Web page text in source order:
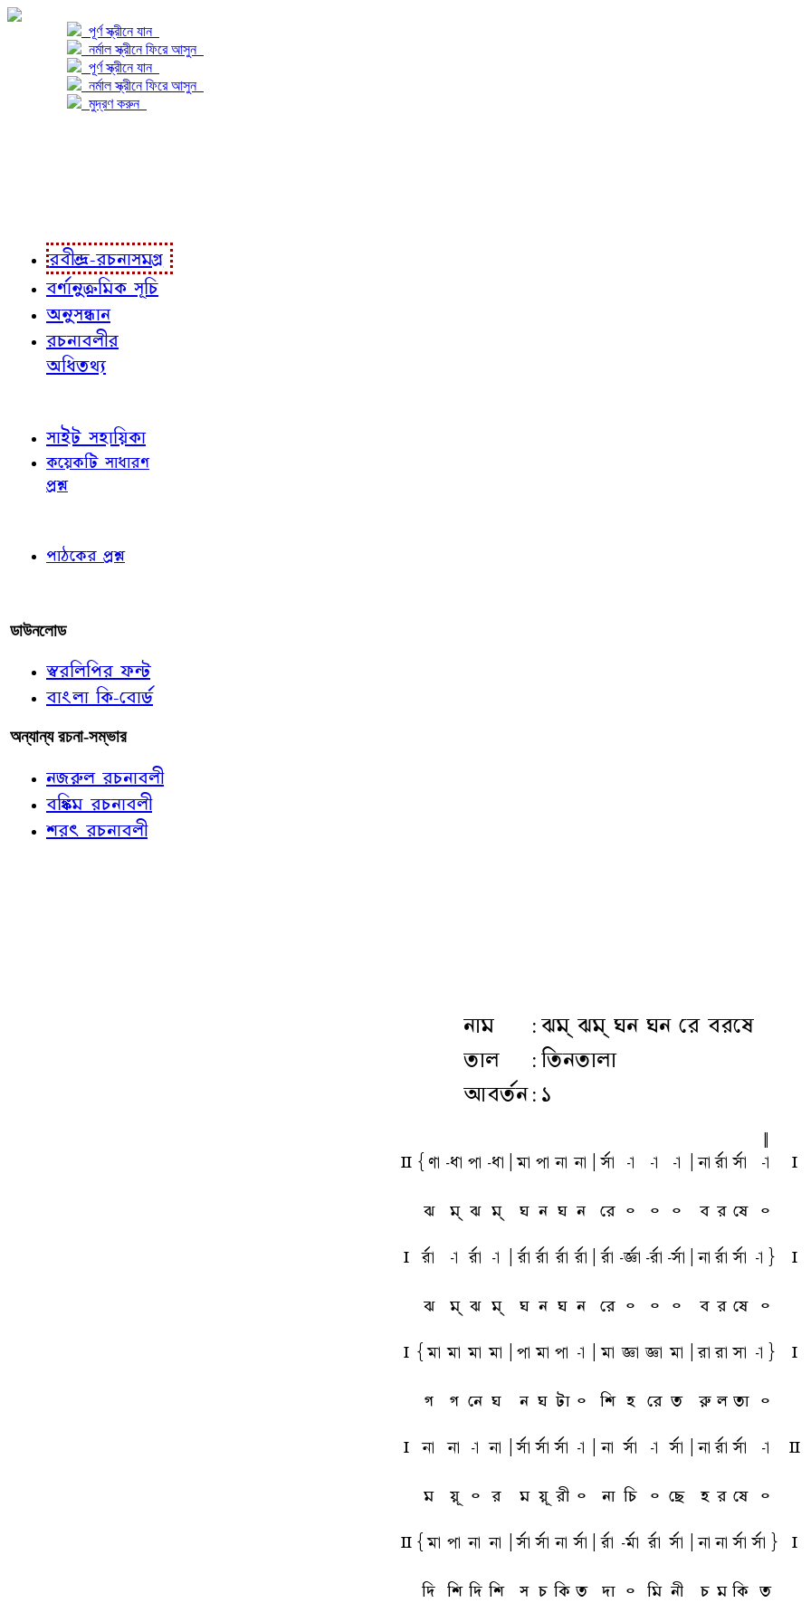
পূর্ণ স্ক্রীনে যান
নর্মাল স্ক্রীনে ফিরে আসুন
পূর্ণ স্ক্রীনে যান
নর্মাল স্ক্রীনে ফিরে আসুন
মুদ্রণ করুন
রবীন্দ্র-রচনাসমগ্র
বর্ণানুক্রমিক সূচি
অনুসন্ধান
রচনাবলীর
অধিতথ্য
সাইট সহায়িকা
কয়েকটি সাধারণ
প্রশ্ন
পাঠকের প্রশ্ন
ডাউনলোড
স্বরলিপির ফন্ট
বাংলা কি-বোর্ড
অন্যান্য রচনা-সম্ভার
নজরুল রচনাবলী
বঙ্কিম রচনাবলী
শরৎ রচনাবলী
নাম
:ঝম্ ঝম্ ঘন ঘন রে বরষে
তাল
:তিনতালা
আবর্তন : ১
L {ua -qa pa -qa ma pa na na sfa -a -a -a na rfa sfa -a l
ঝ ম্ ঝ ম্ ঘ ন ঘ ন রে ৹ ৹ ৹ ব র ষে ৹
l rfa -a rfa -a rfa rfa rfa rfa rfa -tfa -rfa -sfa na rfa sfa -a} l
ঝ ম্ ঝ ম্ ঘ ন ঘ ন রে ৹ ৹ ৹ ব র ষে ৹
l {ma ma ma ma pa ma pa -a ma ta ta ma ra ra sa -a} l
গ গ নে ঘ ন ঘ টা ৹ শি হ রে ত রু ল তা ৹
l na na -a na sfa sfa sfa -a na sfa -a sfa na rfa sfa -a L
ম য়ূ ৹ র ম য়ূ রী ৹ না চি ৹ ছে হ র ষে ৹
L {ma pa na na sfa sfa na sfa rfa -mfa rfa sfa na na sfa sfa} l
দি শি দি শি স চ কি ত দা ৹ মি নী চ ম কি ত